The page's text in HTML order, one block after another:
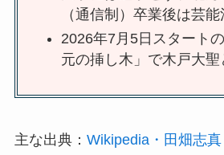
（通信制）卒業後は芸
2026年7月5日スタート
元の挿し木」で木戸大聖
主な出典： Wikipedia・田畑志真